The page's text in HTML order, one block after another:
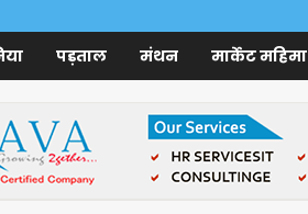
पड़ताल मंथन मार्केट महिमा